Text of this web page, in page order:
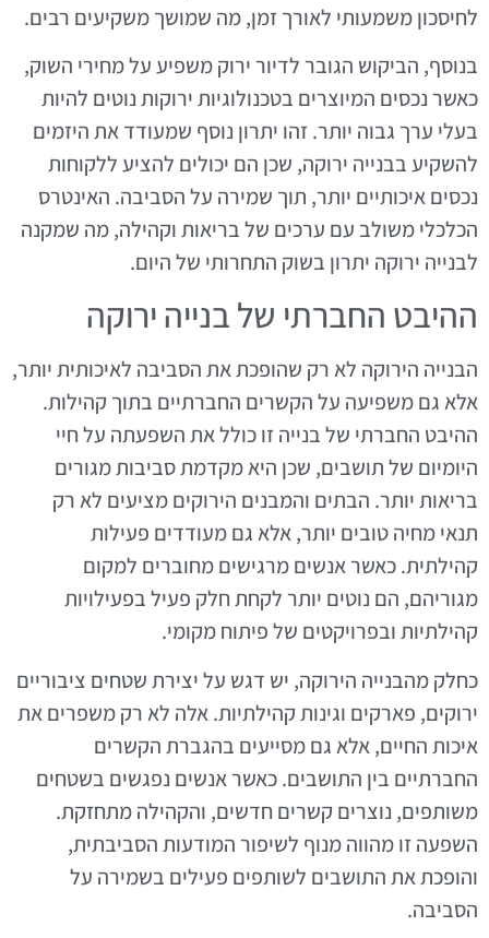
לחיסכון משמעותי לאורך זמן, מה שמושך משקיעים רבים.
בנוסף, הביקוש הגובר לדיור ירוק משפיע על מחירי השוק,
כאשר נכסים המיוצרים בטכנולוגיות ירוקות נוטים להיות
בעלי ערך גבוה יותר. זהו יתרון נוסף שמעודד את היזמים
להשקיע בבנייה ירוקה, שכן הם יכולים להציע ללקוחות
נכסים איכותיים יותר, תוך שמירה על הסביבה. האינטרס
הכלכלי משולב עם ערכים של בריאות וקהילה, מה שמקנה
לבנייה ירוקה יתרון בשוק התחרותי של היום.
ההיבט החברתי של בנייה ירוקה
הבנייה הירוקה לא רק שהופכת את הסביבה לאיכותית יותר,
אלא גם משפיעה על הקשרים החברתיים בתוך קהילות.
ההיבט החברתי של בנייה זו כולל את השפעתה על חיי
היומיום של תושבים, שכן היא מקדמת סביבות מגורים
בריאות יותר. הבתים והמבנים הירוקים מציעים לא רק
תנאי מחיה טובים יותר, אלא גם מעודדים פעילות
קהילתית. כאשר אנשים מרגישים מחוברים למקום
מגוריהם, הם נוטים יותר לקחת חלק פעיל בפעילויות
קהילתיות ובפרויקטים של פיתוח מקומי.
כחלק מהבנייה הירוקה, יש דגש על יצירת שטחים ציבוריים
ירוקים, פארקים וגינות קהילתיות. אלה לא רק משפרים את
איכות החיים, אלא גם מסייעים בהגברת הקשרים
החברתיים בין התושבים. כאשר אנשים נפגשים בשטחים
משותפים, נוצרים קשרים חדשים, והקהילה מתחזקת.
השפעה זו מהווה מנוף לשיפור המודעות הסביבתית,
והופכת את התושבים לשותפים פעילים בשמירה על
הסביבה.